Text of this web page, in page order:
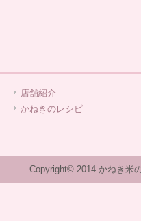
店舗紹介
かねきのレシピ
Copyright© 2014 かねき米